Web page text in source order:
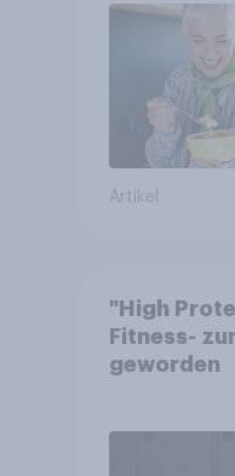
Artikel
"High
Fitness-
geworden